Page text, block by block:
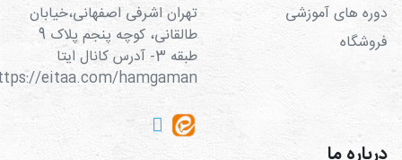
دوره های آموزشی
فروشگاه
تهران اشرفی اصفهانی،خیابان
طالقانی، کوچه پنجم پلاک 9
طبقه 3- آدرس کانال ایتا
https://eitaa.com/hamgaman